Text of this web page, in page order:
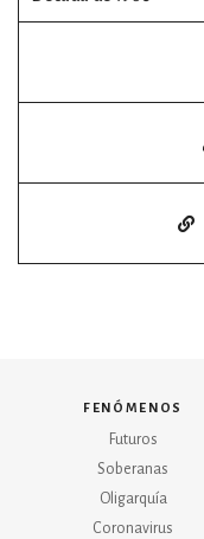
timeline
fenómenos
Futuros
Soberanas
Oligarquía
Coronavirus